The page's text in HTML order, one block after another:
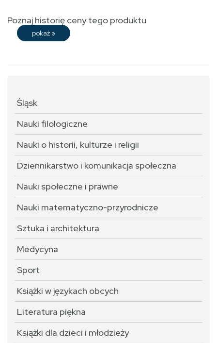
Poznaj historię ceny tego produktu
pokaż »
Śląsk
Nauki filologiczne
Nauki o historii, kulturze i religii
Dziennikarstwo i komunikacja społeczna
Nauki społeczne i prawne
Nauki matematyczno-przyrodnicze
Sztuka i architektura
Medycyna
Sport
Książki w językach obcych
Literatura piękna
Książki dla dzieci i młodzieży